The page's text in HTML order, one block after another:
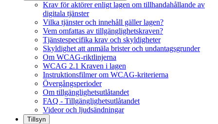
Krav för aktörer enligt lagen om tillhandahållande av
digitala tjänster
Vilka tjänster och innehåll gäller lagen?
Vem omfattas av tillgänglighetskraven?
Tjänstespecifika krav och skyldigheter
Skyldighet att anmäla brister och undantagsgrunder
Om WCAG-riktlinjerna
WCAG 2.1 Kraven i lagen
Instruktionsfilmer om WCAG-kriterierna
Övergångsperioder
Om tillgänglighetsutlåtandet
FAQ - Tillgänglighetsutlåtandet
Videor och ljudsändningar
Tillsyn